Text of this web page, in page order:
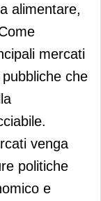
alimentare,
mercati
che
venga
politiche
e